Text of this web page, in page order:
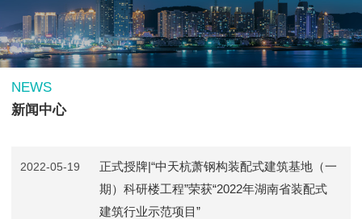
NEWS
新闻中心
2022-05-19
正式授牌|“中天杭萧钢构装配式建筑基地（一
期）科研楼工程”荣获“2022年湖南省装配式
建筑行业示范项目”